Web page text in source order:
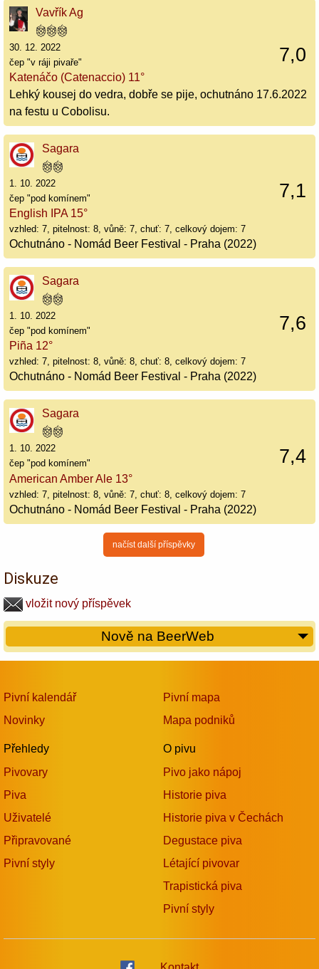
Vavřík Ag
7,0
30. 12. 2022
čep "v ráji pivaře"
Katenáčo (Catenaccio) 11°
Lehký kousej do vedra, dobře se pije, ochutnáno 17.6.2022
na festu u Cobolisu.
Sagara
7,1
1. 10. 2022
čep "pod komínem"
English IPA 15°
vzhled: 7, pitelnost: 8, vůně: 7, chuť: 7, celkový dojem: 7
Ochutnáno - Nomád Beer Festival - Praha (2022)
Sagara
7,6
1. 10. 2022
čep "pod komínem"
Piña 12°
vzhled: 7, pitelnost: 8, vůně: 8, chuť: 8, celkový dojem: 7
Ochutnáno - Nomád Beer Festival - Praha (2022)
Sagara
7,4
1. 10. 2022
čep "pod komínem"
American Amber Ale 13°
vzhled: 7, pitelnost: 8, vůně: 7, chuť: 8, celkový dojem: 7
Ochutnáno - Nomád Beer Festival - Praha (2022)
načíst další příspěvky
Diskuze
vložit nový příspěvek
Nově na BeerWeb
Pivní kalendář
Novinky
Přehledy
Pivovary
Piva
Uživatelé
Připravované
Pivní styly
Pivní mapa
Mapa podniků
O pivu
Pivo jako nápoj
Historie piva
Historie piva v Čechách
Degustace piva
Létající pivovar
Trapistická piva
Pivní styly